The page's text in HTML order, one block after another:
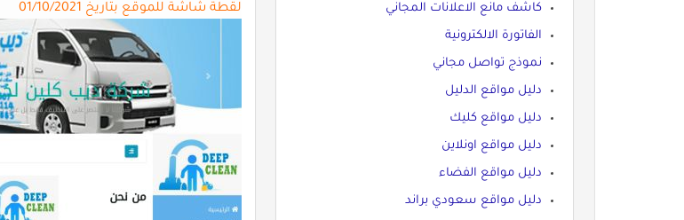
لقطة شاشة للموقع بتاريخ 01/10/2021 كاشف مانع الاعلانات المجاني
الفاتورة الالكترونية
نموذج تواصل مجاني
دليل مواقع الدليل
دليل مواقع كليك
دليل مواقع اونلاين
دليل مواقع الفضاء
دليل مواقع سعودي براند